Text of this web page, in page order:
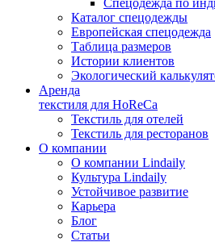
Спецодежда по
Каталог спецодежды
Европейская спецодежда
Таблица размеров
Истории клиентов
Экологический
Аренда
текстиля для HoReCa
Текстиль для отелей
Текстиль для ресторанов
О компании
О компании Lindaily
Культура Lindaily
Устойчивое развитие
Карьера
Блог
Статьи